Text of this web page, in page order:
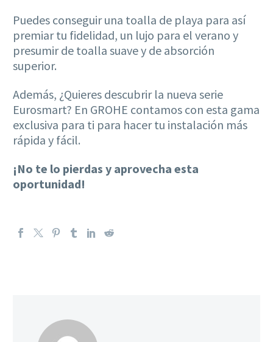
Puedes conseguir una toalla de playa para así
premiar tu fidelidad, un lujo para el verano y
presumir de toalla suave y de absorción
superior.
Además, ¿Quieres descubrir la nueva serie
Eurosmart? En GROHE contamos con esta gama
exclusiva para ti para hacer tu instalación más
rápida y fácil.
¡No te lo pierdas y aprovecha esta
oportunidad!